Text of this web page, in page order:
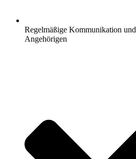
Regelmäßige Kommunikation
Angehörigen